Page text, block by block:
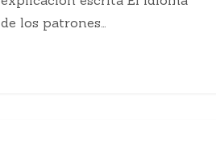
de los patrones…